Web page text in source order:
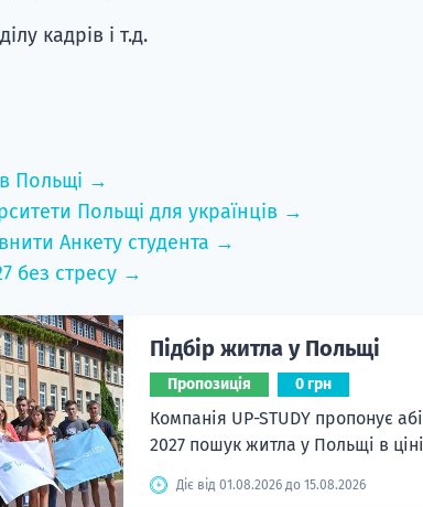
кадрів і т.д.
Польщі →
Польщі для українців →
Анкету студента →
без стресу →
Підбір житла у Польщі
Пропозиція 0 грн
Компанія UP-STUDY пропонує
2027 пошук житла у Польщі в
Діє від 01.08.2026 до 15.08.2026